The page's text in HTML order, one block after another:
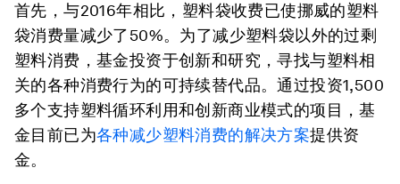
首先，与2016年相比，塑料袋收费已使挪威的塑料
袋消费量减少了50%。为了减少塑料袋以外的过剩
塑料消费，基金投资于创新和研究，寻找与塑料相
关的各种消费行为的可持续替代品。通过投资1,500
多个支持塑料循环利用和创新商业模式的项目，基
金目前已为各种减少塑料消费的解决方案提供资
金。